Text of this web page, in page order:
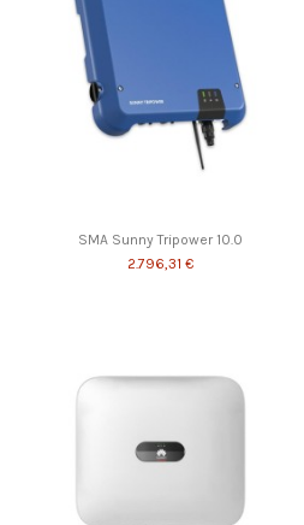
SMA Sunny Tripower 10.0
2.796,31 €